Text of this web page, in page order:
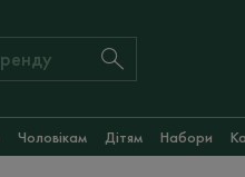
Чоловікам Дітям Набори